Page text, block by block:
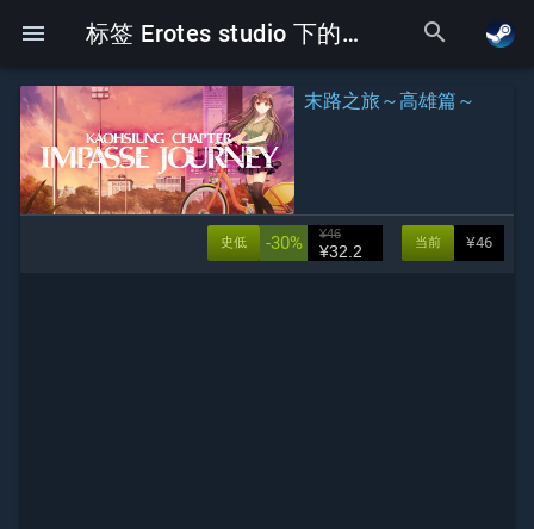
menu 标签 Erotes studio 下的Galgame search
末路之旅～高雄篇～
¥46
当前
-30% ¥46
¥32.2
史低